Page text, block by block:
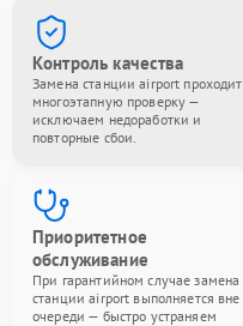
Контроль качества
Замена станции airport проходит
многоэтапную проверку —
исключаем недоработки и
повторные сбои.
Приоритетное
обслуживание
При гарантийном случае замена
станции airport выполняется вне
очереди — быстро устраняем